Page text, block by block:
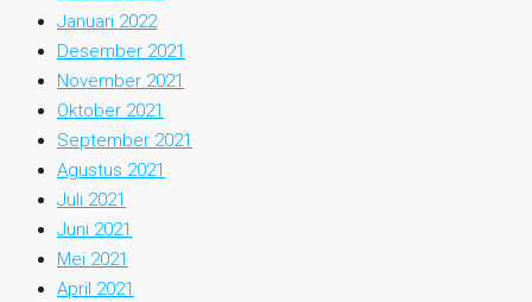
Januari 2022
Desember 2021
November 2021
Oktober 2021
September 2021
Agustus 2021
Juli 2021
Juni 2021
Mei 2021
April 2021